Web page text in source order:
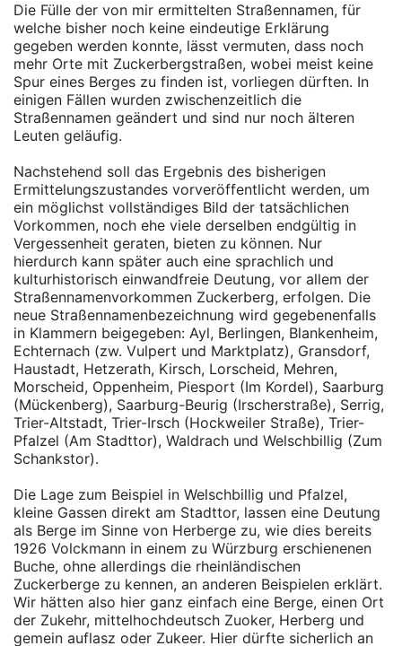
Die Fülle der von mir ermittelten Straßennamen, für
welche bisher noch keine eindeutige Erklärung
gegeben werden konnte, lässt vermuten, dass noch
mehr Orte mit Zuckerbergstraßen, wobei meist keine
Spur eines Berges zu finden ist, vorliegen dürften. In
einigen Fällen wurden zwischenzeitlich die
Straßennamen geändert und sind nur noch älteren
Leuten geläufig.
Nachstehend soll das Ergebnis des bisherigen
Ermittelungszustandes vorveröffentlicht werden, um
ein möglichst vollständiges Bild der tatsächlichen
Vorkommen, noch ehe viele derselben endgültig in
Vergessenheit geraten, bieten zu können. Nur
hierdurch kann später auch eine sprachlich und
kulturhistorisch einwandfreie Deutung, vor allem der
Straßennamenvorkommen Zuckerberg, erfolgen. Die
neue Straßennamenbezeichnung wird gegebenenfalls
in Klammern beigegeben: Ayl, Berlingen, Blankenheim,
Echternach (zw. Vulpert und Marktplatz), Gransdorf,
Haustadt, Hetzerath, Kirsch, Lorscheid, Mehren,
Morscheid, Oppenheim, Piesport (Im Kordel), Saarburg
(Mückenberg), Saarburg-Beurig (Irscherstraße), Serrig,
Trier-Altstadt, Trier-Irsch (Hockweiler Straße), Trier-
Pfalzel (Am Stadttor), Waldrach und Welschbillig (Zum
Schankstor).
Die Lage zum Beispiel in Welschbillig und Pfalzel,
kleine Gassen direkt am Stadttor, lassen eine Deutung
als Berge im Sinne von Herberge zu, wie dies bereits
1926 Volckmann in einem zu Würzburg erschienenen
Buche, ohne allerdings die rheinländischen
Zuckerberge zu kennen, an anderen Beispielen erklärt.
Wir hätten also hier ganz einfach eine Berge, einen Ort
der Zukehr, mittelhochdeutsch Zuoker, Herberg und
gemein auflasz oder Zukeer. Hier dürfte sicherlich an